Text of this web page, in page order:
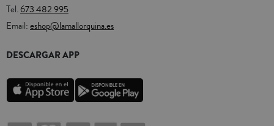
Tel.673 482 995
Email:eshop@lamallorquina.es
DESCARGAR APP